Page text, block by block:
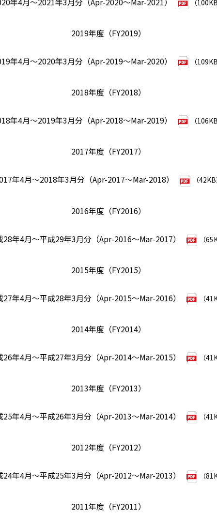
（
2019年度（FY2019）
年4月～2020年3月分（Apr-2019～Mar-2020） （
2018年度（FY2018）
年4月～2019年3月分（Apr-2018～Mar-2019） （
2017年度（FY2017）
年4月～2018年3月分（Apr-2017～Mar-2018） （
2016年度（FY2016）
28年4月～平成29年3月分（Apr-2016～Mar-2017） （
2015年度（FY2015）
27年4月～平成28年3月分（Apr-2015～Mar-2016） （
2014年度（FY2014）
26年4月～平成27年3月分（Apr-2014～Mar-2015） （
2013年度（FY2013）
25年4月～平成26年3月分（Apr-2013～Mar-2014） （
2012年度（FY2012）
24年4月～平成25年3月分（Apr-2012～Mar-2013） （
2011年度（FY2011）